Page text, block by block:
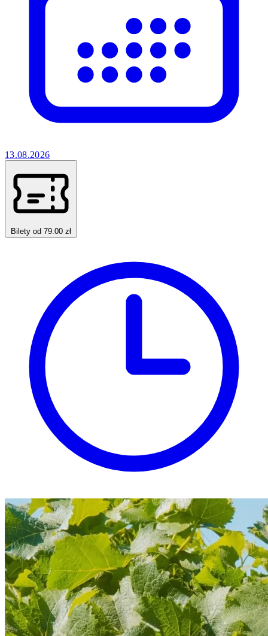
13.08.2026
Bilety od 79.00 zł